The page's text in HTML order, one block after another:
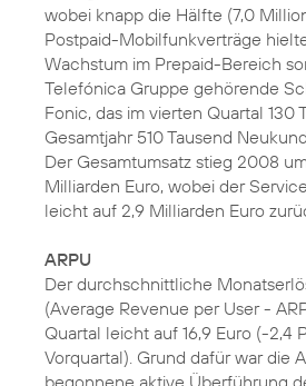
wobei knapp die Hälfte (7,0
Postpaid-Mobilfunkverträge
Wachstum im Prepaid-Bereich
Telefónica Gruppe gehörende
Fonic, das im vierten Quartal 130
Gesamtjahr 510 Tausend
Der Gesamtumsatz stieg 2008
Milliarden Euro, wobei der
leicht auf 2,9 Milliarden Euro
ARPU
Der durchschnittliche
(Average Revenue per User -
Quartal leicht auf 16,9 Euro (-2,4
Vorquartal). Grund dafür war die